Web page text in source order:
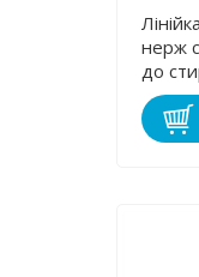
нерж
до